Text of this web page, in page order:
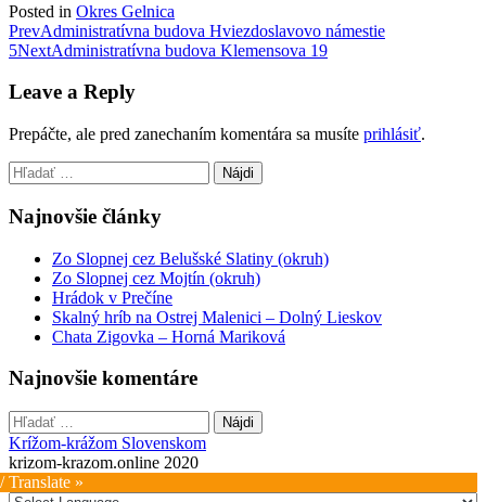
Posted in Okres Gelnica
Post
navigation
PrevAdministratívna budova Hviezdoslavovo námestie
5NextAdministratívna budova Klemensova 19
Leave a Reply
Prepáčte, ale pred zanechaním komentára sa musíte prihlásiť.
Hľadať:
Najnovšie články
Zo Slopnej cez Belušské Slatiny (okruh)
Zo Slopnej cez Mojtín (okruh)
Hrádok v Prečíne
Skalný hríb na Ostrej Malenici – Dolný Lieskov
Chata Zigovka – Horná Mariková
Najnovšie komentáre
Hľadať:
Krížom-krážom Slovenskom
krizom-krazom.online 2020
Translate »